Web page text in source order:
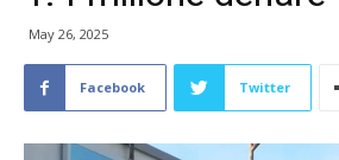
May 26, 2025
Facebook Twitter